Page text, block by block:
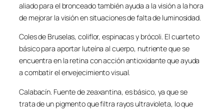
aliado para el bronceado también ayuda a la visión a la hora
de mejorar la visión en situaciones de falta de luminosidad.
Coles de Bruselas, coliflor, espinacas y brócoli. El cuarteto
básico para aportar luteína al cuerpo, nutriente que se
encuentra en la retina con acción antioxidante que ayuda
a combatir el envejecimiento visual.
Calabacín. Fuente de zeaxantina, es básico, ya que se
trata de un pigmento que filtra rayos ultravioleta, lo que